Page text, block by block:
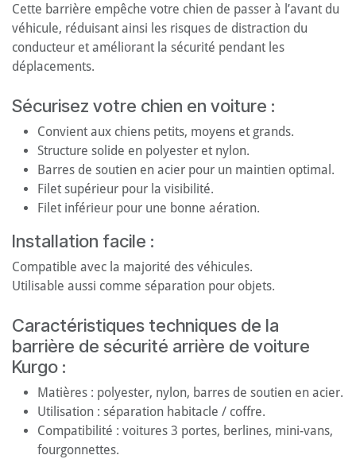
Cette barrière empêche votre chien de passer à l’avant du
véhicule, réduisant ainsi les risques de distraction du
conducteur et améliorant la sécurité pendant les
déplacements.
Sécurisez votre chien en voiture :
Convient aux chiens petits, moyens et grands.
Structure solide en polyester et nylon.
Barres de soutien en acier pour un maintien optimal.
Filet supérieur pour la visibilité.
Filet inférieur pour une bonne aération.
Installation facile :
Compatible avec la majorité des véhicules.
Utilisable aussi comme séparation pour objets.
Caractéristiques techniques de la
barrière de sécurité arrière de voiture
Kurgo :
Matières : polyester, nylon, barres de soutien en acier.
Utilisation : séparation habitacle / coffre.
Compatibilité : voitures 3 portes, berlines, mini-vans,
fourgonnettes.